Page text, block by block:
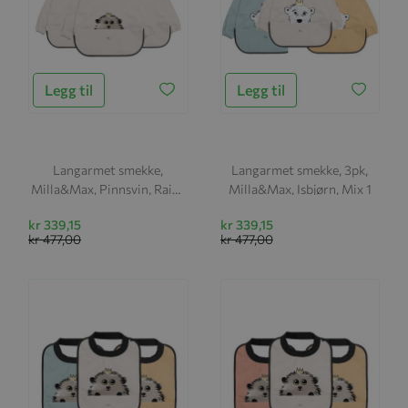
Legg til
Langarmet smekke,
Milla&Max, Pinnsvin, Rainy
kr 339,15
kr 477,00
Legg til
Langarmet smekke, 3pk,
Milla&Max, Isbjørn, Mix 1
kr 339,15
kr 477,00